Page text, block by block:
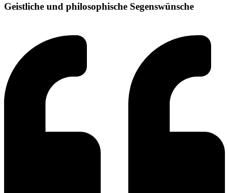
Geistliche und philosophische Segenswünsche